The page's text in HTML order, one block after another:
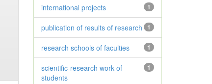
1
international projects
1
publication of results of research
1
research schools of faculties
1
scientific-research work of
students